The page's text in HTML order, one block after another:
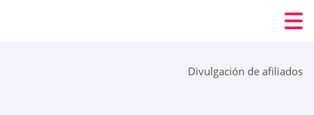
Divulgación de afiliados